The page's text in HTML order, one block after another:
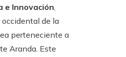
e Innovación,
de la
perteneciente a
Aranda. Este